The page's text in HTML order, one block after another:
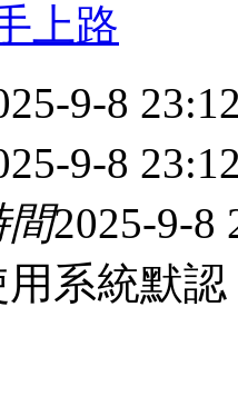
上路
9-8
9-8
間2025-9-8
用系統默認